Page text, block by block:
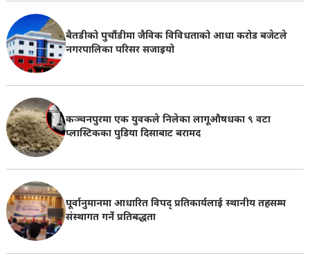
बैतडीको पुर्चौडीमा जैविक विविधताको आधा करोड बजेटले
नगरपालिका परिसर सजाइयो
कञ्चनपुरमा एक युवकले निलेका लागूऔषधका ९ वटा
प्लास्टिकका पुडिया दिसाबाट बरामद
पूर्वानुमानमा आधारित विपद् प्रतिकार्यलाई स्थानीय तहसम्म
संस्थागत गर्ने प्रतिबद्धता